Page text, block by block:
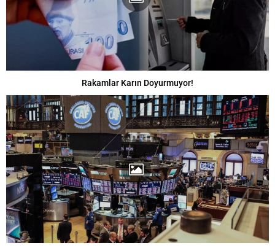
Rakamlar Karın Doyurmuyor!